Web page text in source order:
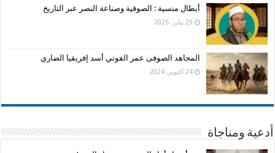
أبطال منسية : الصوفية وصناعة النصر عبر التاريخ
29 يناير، 2026
المجاهد الصوفى عمر الفوتي أسد إفريقيا الضاري
24 أكتوبر، 2024
أدعية ومناجاة